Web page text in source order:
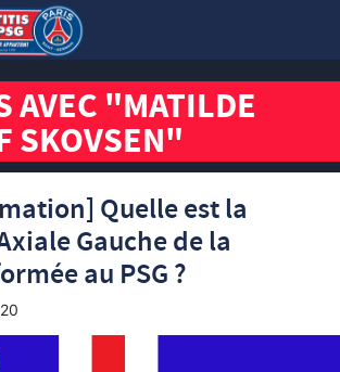
AVEC "MATILDE
SKOVSEN"
Quelle est la
Gauche de la
au PSG ?